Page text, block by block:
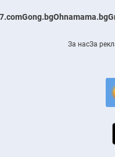
Gong.bgOhnamama.bg
За насЗа